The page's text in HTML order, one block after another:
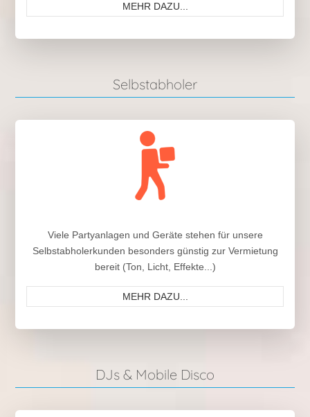
MEHR DAZU...
Selbstabholer
Viele Partyanlagen und Geräte stehen für unsere
Selbstabholerkunden besonders günstig zur Vermietung
bereit (Ton, Licht, Effekte...)
MEHR DAZU...
DJs & Mobile Disco